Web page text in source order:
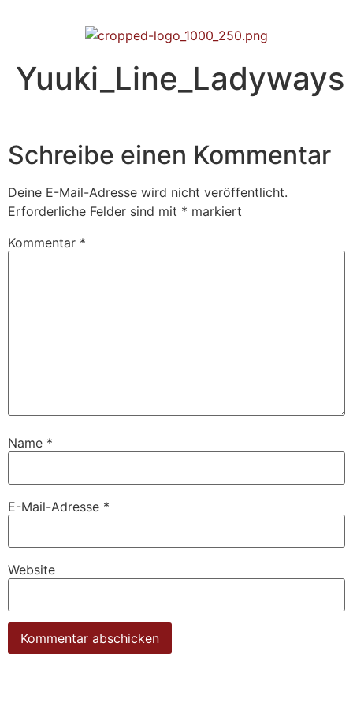
Yuuki_Line_Ladyways
Schreibe einen Kommentar
Deine E-Mail-Adresse wird nicht veröffentlicht.
Erforderliche Felder sind mit * markiert
Kommentar *
Name *
E-Mail-Adresse *
Website